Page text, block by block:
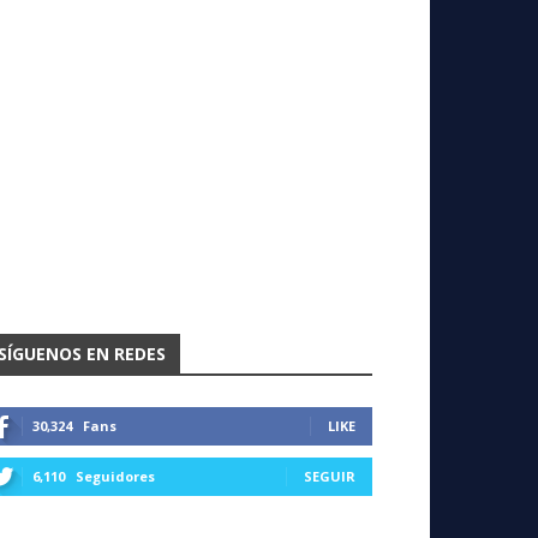
EN REDES
30,324 Fans LIKE
6,110 Seguidores SEGUIR